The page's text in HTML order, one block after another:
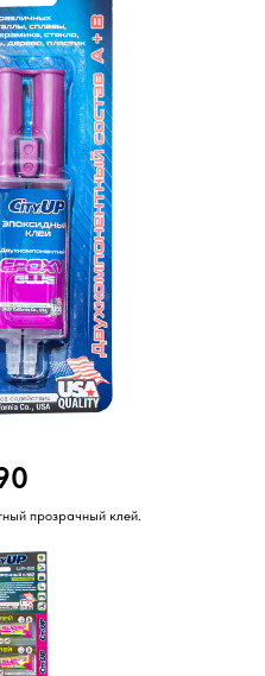
прозрачный клей.